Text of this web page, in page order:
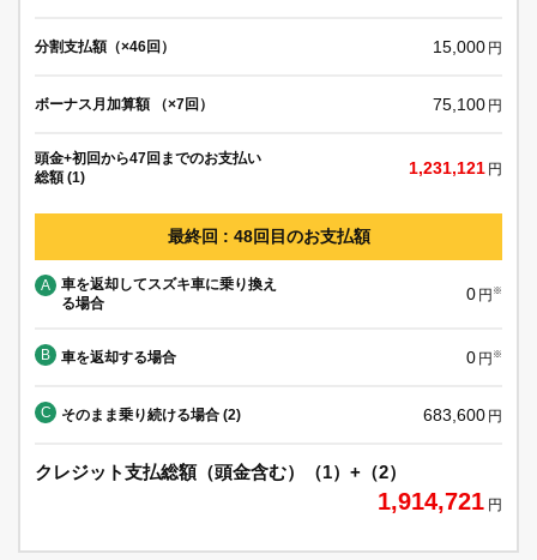
分割支払額（×46回） 15,000 円
ボーナス月加算額 （×7回） 75,100 円
頭金+初回から47回までのお支払い
総額 (1)
1,231,121 円
最終回 : 48回目のお支払額
A
車を返却してスズキ車に乗り換え
る場合
0 円 ※
B 車を返却する場合 0 円 ※
C そのまま乗り続ける場合 (2) 683,600 円
クレジット支払総額（頭金含む）（1）+（2）
1,914,721 円